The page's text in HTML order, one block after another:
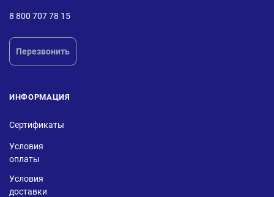
8 800 707 78 15
Перезвонить
ИНФОРМАЦИЯ
Сертификаты
Условия
оплаты
Условия
доставки